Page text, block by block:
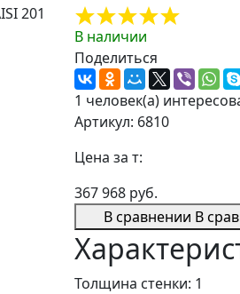
В наличии
Поделиться
1 человек(а)
Артикул: 6810
Цена за т:
367 968 руб.
В сравнении В
Толщина стенки: 1